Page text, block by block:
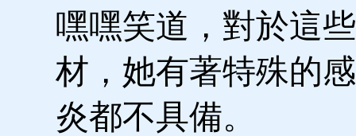
嘿嘿笑道，對於這
材，她有著特殊的
炎都不具備。